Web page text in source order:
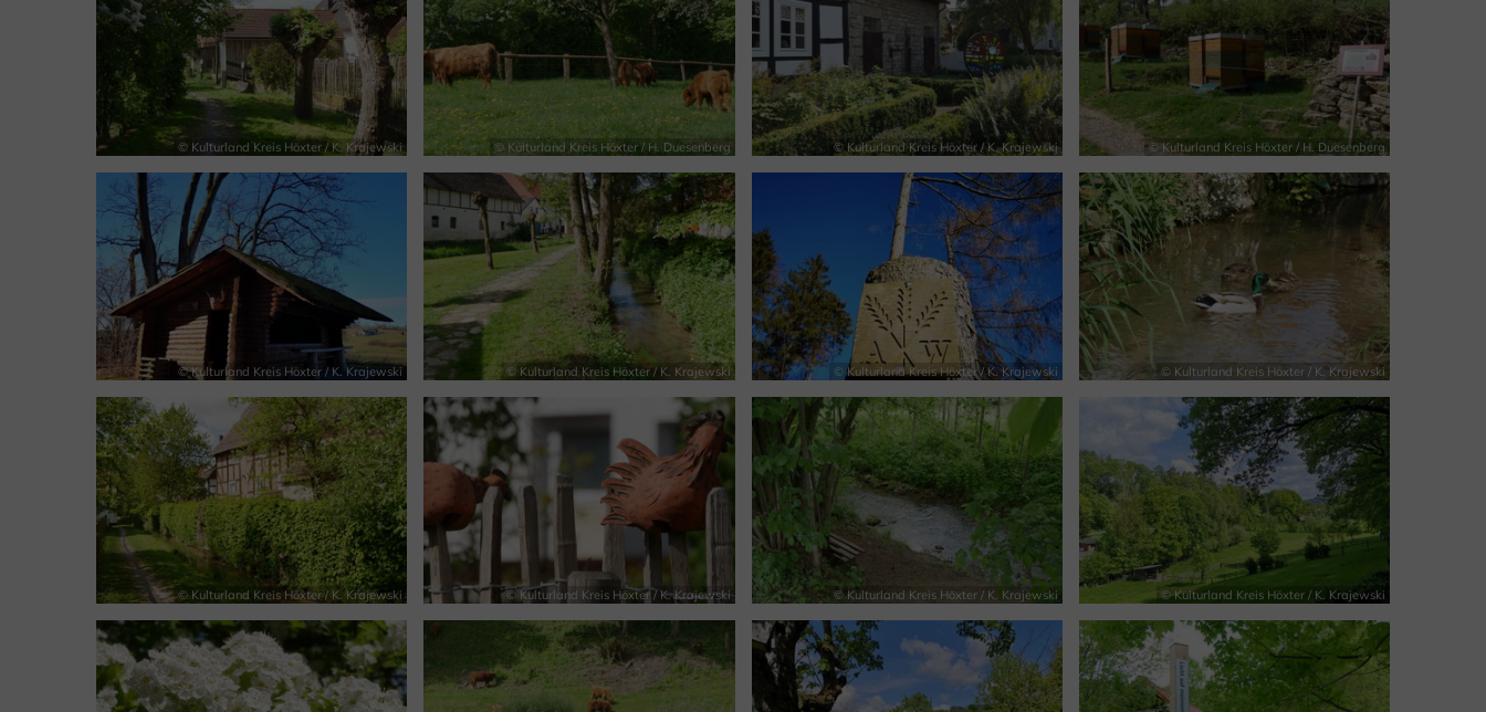
© Kulturland Kreis Höxter / K. Krajewski © Kulturland Kreis Höxter / H. Duesenberg © Kulturland Kreis Höxter / K. Krajewski © Kulturland Kreis Höxter / H. Duesenberg
© Kulturland Kreis Höxter / K. Krajewski © Kulturland Kreis Höxter / K. Krajewski © Kulturland Kreis Höxter / K. Krajewski © Kulturland Kreis Höxter / K. Krajewski
© Kulturland Kreis Höxter / K. Krajewski © Kulturland Kreis Höxter / K. Krajewski © Kulturland Kreis Höxter / K. Krajewski © Kulturland Kreis Höxter / K. Krajewski